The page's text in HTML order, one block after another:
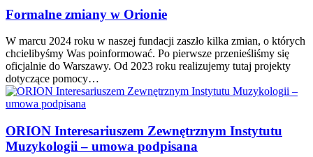
Formalne zmiany w Orionie
W marcu 2024 roku w naszej fundacji zaszło kilka zmian, o których
chcielibyśmy Was poinformować. Po pierwsze przenieśliśmy się
oficjalnie do Warszawy. Od 2023 roku realizujemy tutaj projekty
dotyczące pomocy…
ORION Interesariuszem Zewnętrznym Instytutu
Muzykologii – umowa podpisana